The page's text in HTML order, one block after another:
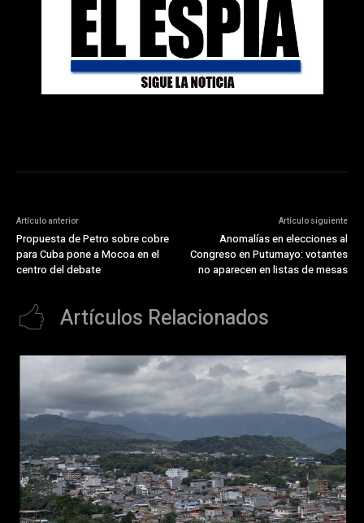
Artículo anterior
Propuesta de Petro sobre cobre
para Cuba pone a Mocoa en el
centro del debate
Artículo siguiente
Anomalías en elecciones al
Congreso en Putumayo: votantes
no aparecen en listas de mesas
Artículos Relacionados